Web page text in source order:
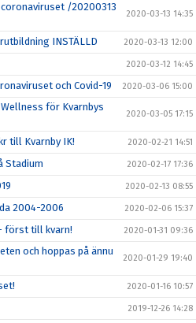
/20200313
2020-03-13 14:35
INSTÄLLD 2020-03-13 12:00
2020-03-12 14:45
och Covid-19 2020-03-06 15:00
för Kvarnbys
2020-03-05 17:15
till Kvarnby IK! 2020-02-21 14:51
Stadium 2020-02-17 17:36
2020-02-13 08:55
2004-2006 2020-02-06 15:37
först till kvarn! 2020-01-31 09:36
och hoppas på ännu
2020-01-29 19:40
2020-01-16 10:57
2019-12-26 14:28